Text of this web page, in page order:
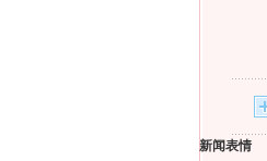
新闻表情